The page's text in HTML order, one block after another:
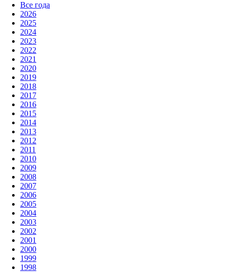
Все года
2026
2025
2024
2023
2022
2021
2020
2019
2018
2017
2016
2015
2014
2013
2012
2011
2010
2009
2008
2007
2006
2005
2004
2003
2002
2001
2000
1999
1998